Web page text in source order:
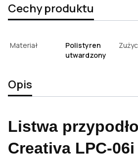
Cechy produktu
Materiał
Polistyren
utwardzony
Opis
Listwa
Creativa LPC-